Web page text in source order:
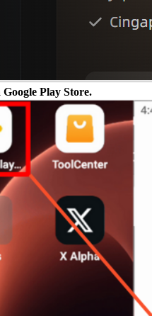
Google Play Store.